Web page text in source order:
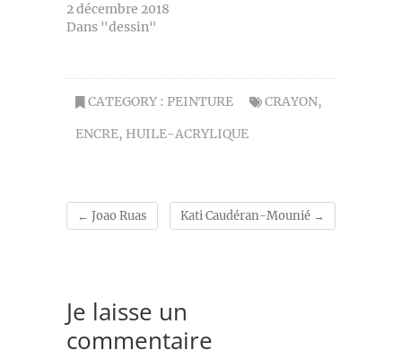
2 décembre 2018
Dans "dessin"
CATEGORY : PEINTURE CRAYON,
ENCRE, HUILE-ACRYLIQUE
← Joao Ruas Kati Caudéran-Mounié →
Je laisse un
commentaire